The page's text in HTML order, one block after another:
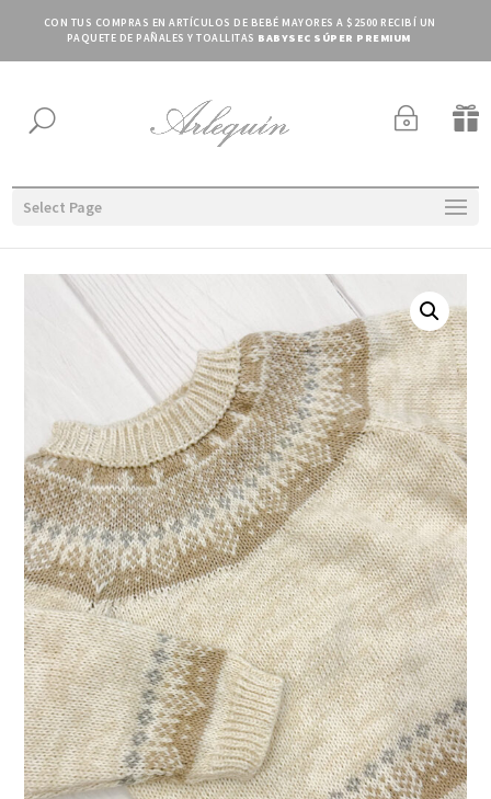
CON TUS COMPRAS EN ARTÍCULOS DE BEBÉ MAYORES A $2500 RECIBÍ UN
PAQUETE DE PAÑALES Y TOALLITAS BABYSEC SÚPER PREMIUM
U ~ 
Select Page